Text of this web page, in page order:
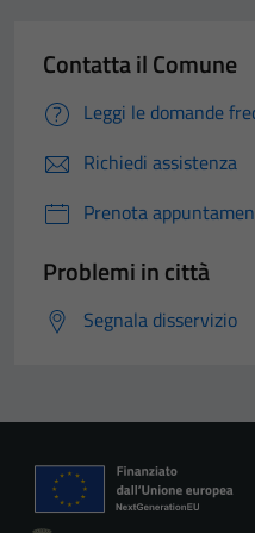
Contatta il Comune
Leggi le domande
Richiedi assistenza
Prenota
Problemi in città
Segnala disservizio